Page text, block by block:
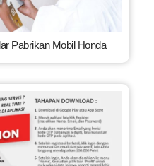
Pabrikan Mobil Honda